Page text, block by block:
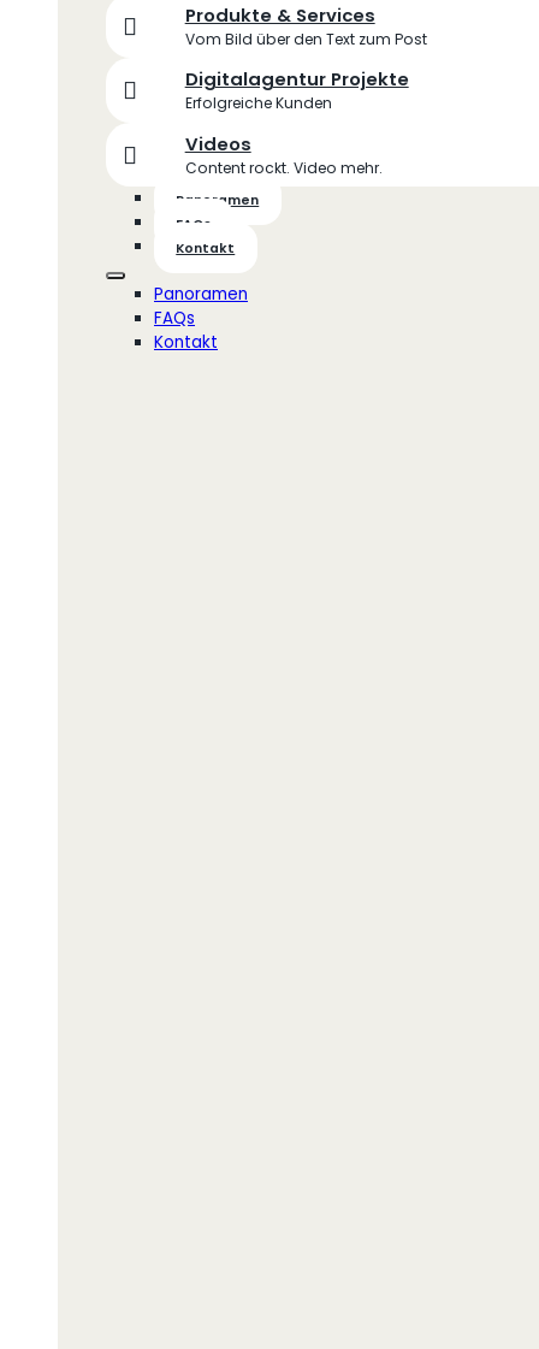
Produkte & Services
Vom Bild über den Text zum Post
Digitalagentur Projekte
Erfolgreiche Kunden
Videos
Content rockt. Video mehr.
Panoramen
FAQs
Kontakt
Panoramen
FAQs
Kontakt